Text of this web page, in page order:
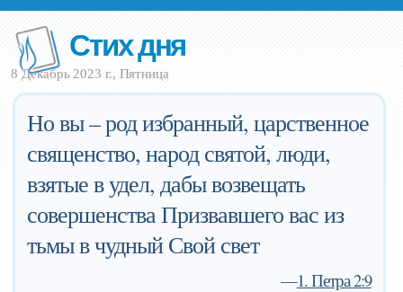
Стих дня
8 Декабрь 2023 г., Пятница
Но вы – род избранный, царственное
священство, народ святой, люди,
взятые в удел, дабы возвещать
совершенства Призвавшего вас из
тьмы в чудный Свой свет
—1. Петра 2:9